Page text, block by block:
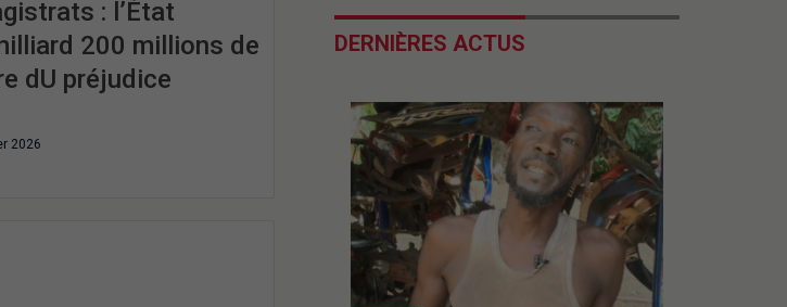
: l’État
200 millions de
dU préjudice
2026
DERNIÈRES ACTUS